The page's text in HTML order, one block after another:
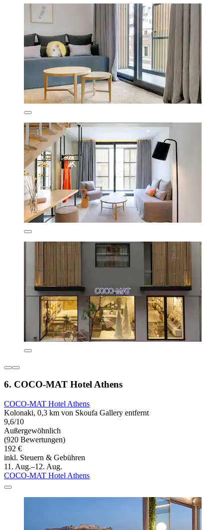
6. COCO-MAT Hotel Athens
COCO-MAT Hotel Athens
Kolonaki, 0,3 km von Skoufa Gallery entfernt
9,6/10
Außergewöhnlich
(920 Bewertungen)
192 €
inkl. Steuern & Gebühren
11. Aug.–12. Aug.
COCO-MAT Hotel Athens